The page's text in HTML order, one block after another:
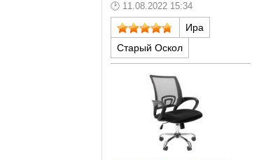
11.08.2022 15:34
Ира
Старый Оскол